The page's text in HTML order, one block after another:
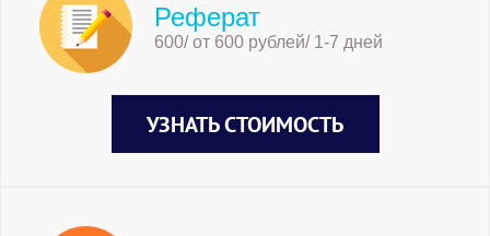
Реферат
600/ от 600 рублей/ 1-7 дней
УЗНАТЬ СТОИМОСТЬ